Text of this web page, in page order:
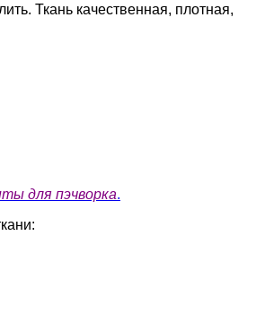
Ткань качественная, плотная,
для пэчворка.